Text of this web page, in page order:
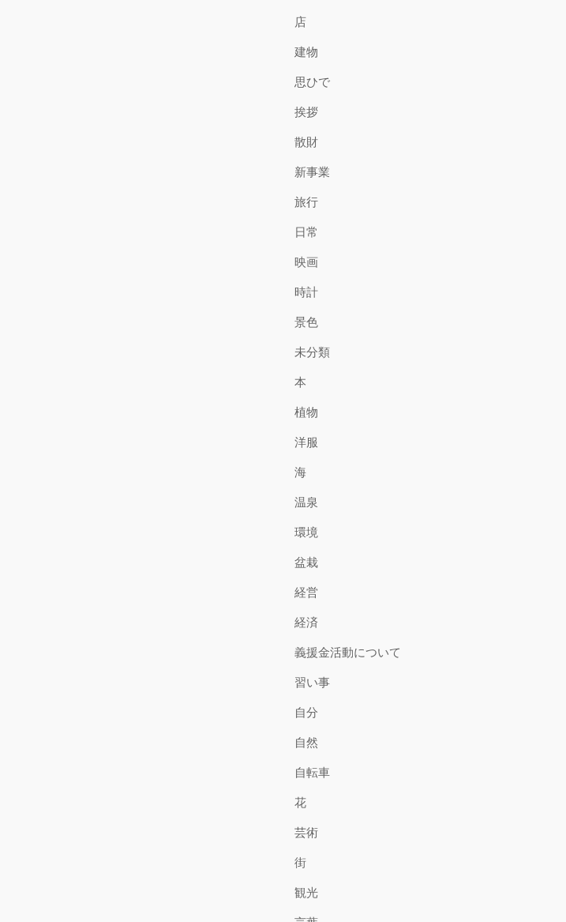
店
建物
思ひで
挨拶
散財
新事業
旅行
日常
映画
時計
景色
未分類
本
植物
洋服
海
温泉
環境
盆栽
経営
経済
義援金活動について
習い事
自分
自然
自転車
花
芸術
街
観光